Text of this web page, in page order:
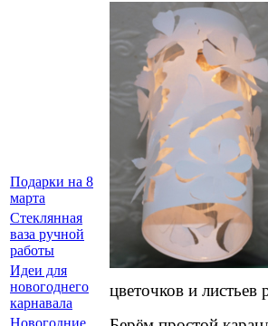
цветочков и листьев
Подарки на 8
марта
Стеклянная
ваза ручной
работы
Идеи для
новогоднего
карнавала
Новогодние